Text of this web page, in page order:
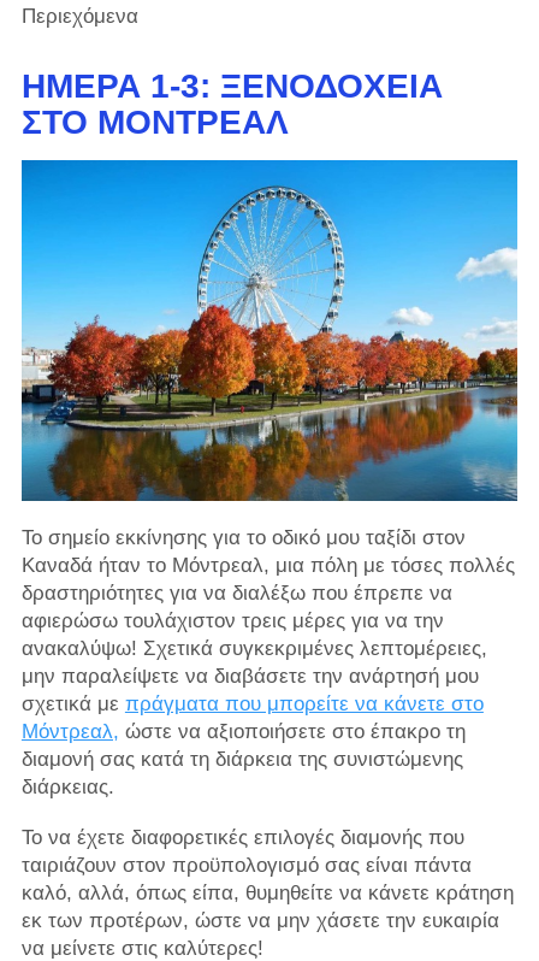
Περιεχόμενα
ΗΜΈΡΑ 1-3: ΞΕΝΟΔΟΧΕΊΑ
ΣΤΟ ΜΌΝΤΡΕΑΛ
Το σημείο εκκίνησης για το οδικό μου ταξίδι στον
Καναδά ήταν το Μόντρεαλ, μια πόλη με τόσες πολλές
δραστηριότητες για να διαλέξω που έπρεπε να
αφιερώσω τουλάχιστον τρεις μέρες για να την
ανακαλύψω! Σχετικά συγκεκριμένες λεπτομέρειες,
μην παραλείψετε να διαβάσετε την ανάρτησή μου
σχετικά με πράγματα που μπορείτε να κάνετε στο
Μόντρεαλ, ώστε να αξιοποιήσετε στο έπακρο τη
διαμονή σας κατά τη διάρκεια της συνιστώμενης
διάρκειας.
Το να έχετε διαφορετικές επιλογές διαμονής που
ταιριάζουν στον προϋπολογισμό σας είναι πάντα
καλό, αλλά, όπως είπα, θυμηθείτε να κάνετε κράτηση
εκ των προτέρων, ώστε να μην χάσετε την ευκαιρία
να μείνετε στις καλύτερες!